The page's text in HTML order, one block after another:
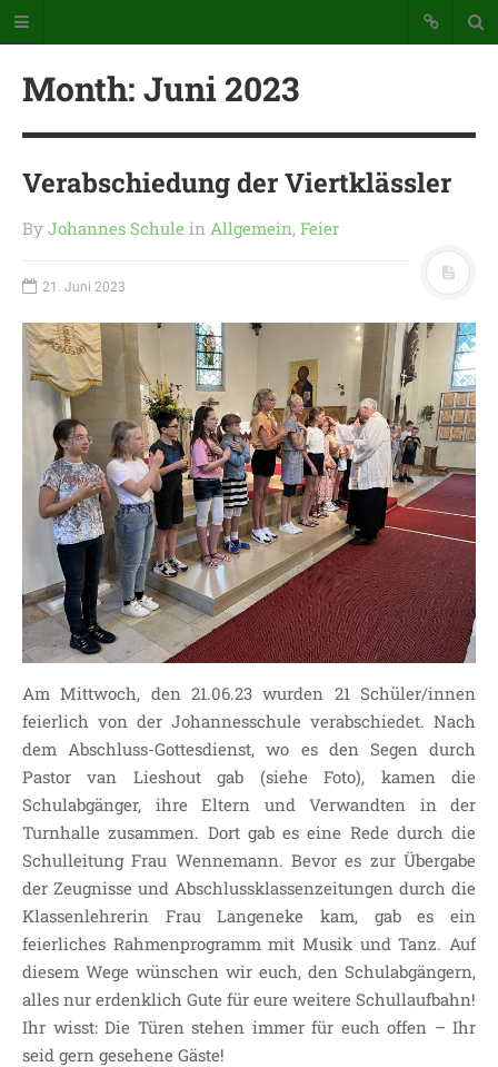
Katholische Grundschule der
Bunte Schule mit Takt und Schwung
STARTSEITE
WICHTIGES AUS UNSERER
SCHULE
UNSER SCHULTAG
KONTAKT
SDUI
TERMINE
ELTERNBETEILIGUNG-
UND MITWIRKUNG
DAS TEAM DER
JOHANNESSCHULE
KOLLEGIUM
OGGS
BÜRO
KLASSEN
KLASSE 1 ESSER
KLASSE 2 MÖLLMANN
KLASSE 3B BUDEUS
KLASSE 4 DURRANT
LEITBILD UNSERER
GRUNDSCHULE
Month: Juni 2023
Verabschiedung der Viertklässler
By Johannes Schule in Allgemein, Feier
21. Juni 2023
Am Mittwoch, den 21.06.23 wurden 21 Schüler/innen
feierlich von der Johannesschule verabschiedet. Nach
dem Abschluss-Gottesdienst, wo es den Segen durch
Pastor van Lieshout gab (siehe Foto), kamen die
Schulabgänger, ihre Eltern und Verwandten in der
Turnhalle zusammen. Dort gab es eine Rede durch die
Schulleitung Frau Wennemann. Bevor es zur Übergabe
der Zeugnisse und Abschlussklassenzeitungen durch die
Klassenlehrerin Frau Langeneke kam, gab es ein
feierliches Rahmenprogramm mit Musik und Tanz. Auf
diesem Wege wünschen wir euch, den Schulabgängern,
alles nur erdenklich Gute für eure weitere Schullaufbahn!
Ihr wisst: Die Türen stehen immer für euch offen – Ihr
seid gern gesehene Gäste!